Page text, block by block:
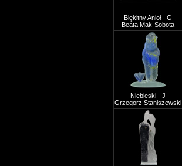
Błękitny Anioł - G
Beata Mak-Sobota
Niebieski - J
Grzegorz Staniszewski